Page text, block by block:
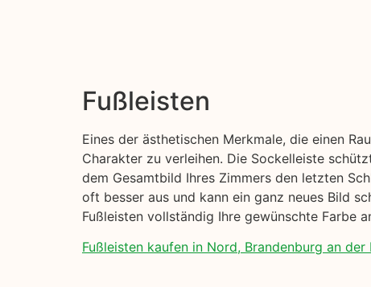
Fußleisten
Eines der ästhetischen Merkmale, die einen
Charakter zu verleihen. Die Sockelleiste
dem Gesamtbild Ihres Zimmers den letzten
oft besser aus und kann ein ganz neues Bild
Fußleisten vollständig Ihre gewünschte Farbe
Fußleisten kaufen in Nord, Brandenburg an der